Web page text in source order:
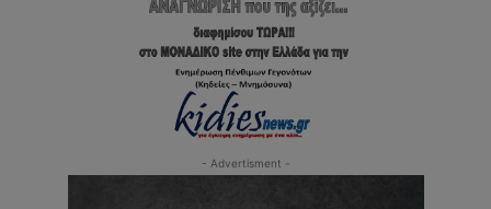
- Advertisment -